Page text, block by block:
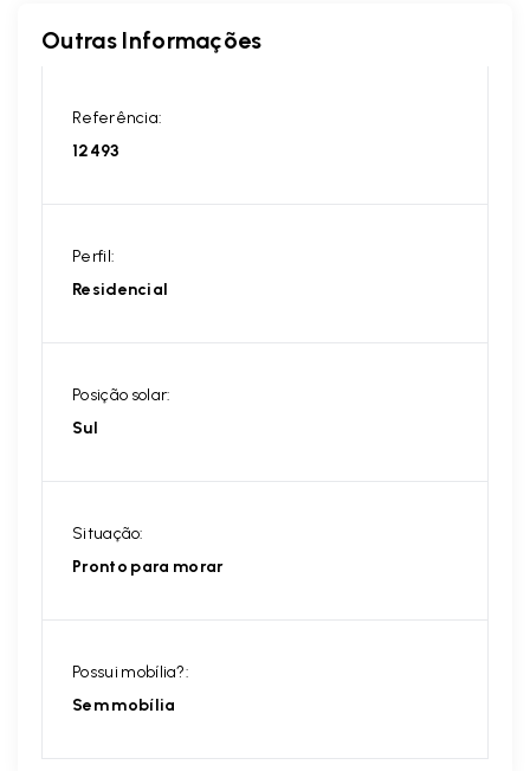
Outras Informações
Referência:
12493
Perfil:
Residencial
Posição solar:
Sul
Situação:
Pronto para morar
Possui mobília?:
Sem mobília